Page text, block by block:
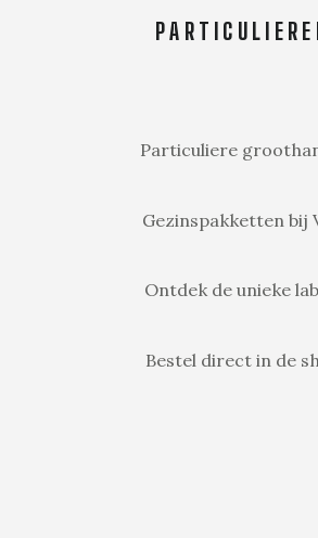
Particuliere
Gezinspakketten bij
Ontdek de unieke
Bestel direct in de